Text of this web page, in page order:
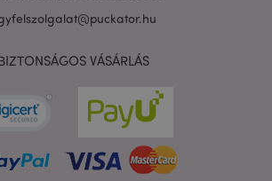
VÁSÁRLÁS
Adobe Inc.
www.puckator.hu